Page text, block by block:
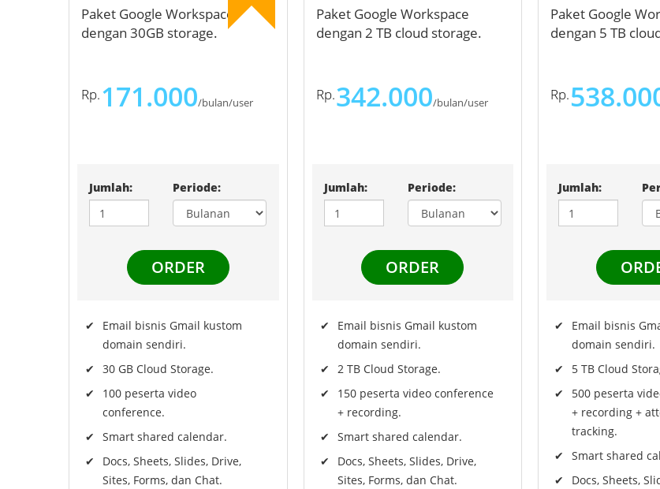
Paket Google Workspace
dengan 30GB storage.
171.000/bulan/user
Jumlah: Periode:
Email bisnis Gmail kustom
domain sendiri.
30 GB Cloud Storage.
100 peserta video
conference.
Smart shared calendar.
Docs, Sheets, Slides, Drive,
Sites, Forms, dan Chat.
Paket Google Workspace
dengan 2 TB cloud storage.
342.000/bulan/user
Jumlah: Periode:
Email bisnis Gmail kustom
domain sendiri.
2 TB Cloud Storage.
150 peserta video conference
+ recording.
Smart shared calendar.
Docs, Sheets, Slides, Drive,
Sites, Forms, dan Chat.
Paket Google
dengan 5 TB
Jumlah:
Email bisnis
domain sendiri.
5 TB Cloud
500 peserta
+ recording +
tracking.
Smart shared
Docs, Sheets,